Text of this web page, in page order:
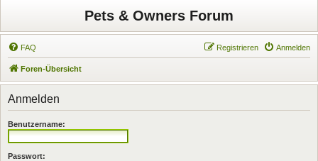
Pets & Owners Forum
FAQ Anmelden
Registrieren
Foren-Übersicht
Anmelden
Benutzername:
Passwort: